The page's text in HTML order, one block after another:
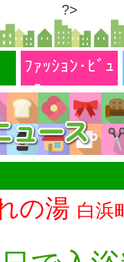
?>
ﾌｧｯｼｮﾝ･ﾋﾞｭ
ｰﾃｨｰ
の湯 白浜